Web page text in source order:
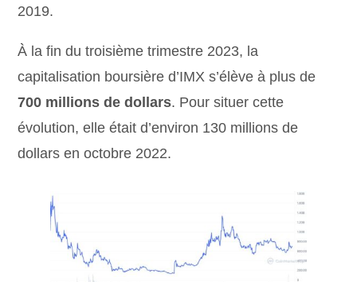
2019.
À la fin du troisième trimestre 2023, la
capitalisation boursière d’IMX s’élève à plus de
700 millions de dollars. Pour situer cette
évolution, elle était d’environ 130 millions de
dollars en octobre 2022.